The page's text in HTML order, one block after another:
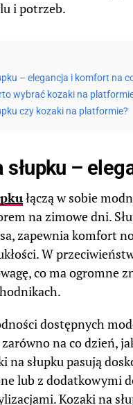
i potrzeb.
– elegancja i komfort na
wybrać kozaki na
czy kozaki na platformie?
słupku –
łączą w sobie
na zimowe dni.
zapewnia komfort
W
co ma ogromne
dostępnych
na co dzień,
na słupku pasują
lub z dodatkowymi
Kozaki na